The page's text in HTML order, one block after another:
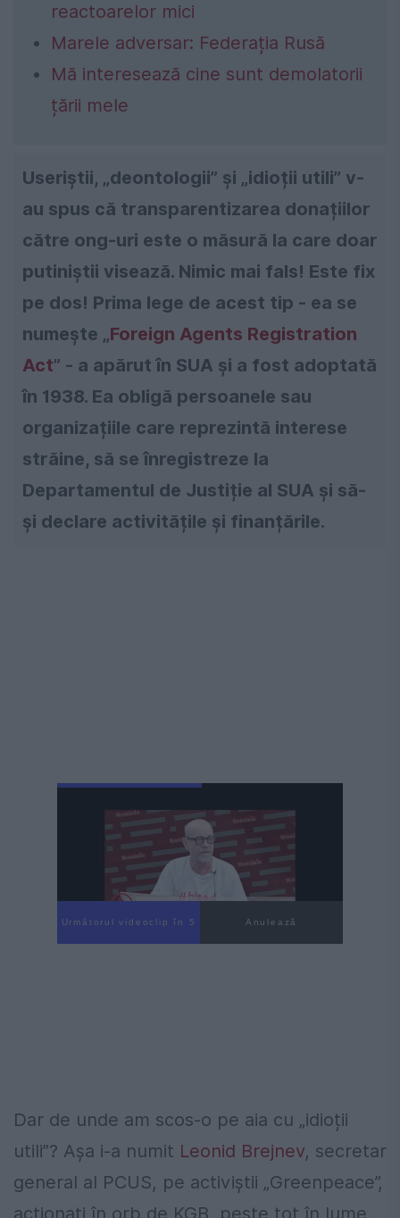
reactoarelor mici
Marele adversar: Federația Rusă
Mă interesează cine sunt demolatorii
țării mele
Useriștii, „deontologii” și „idioții utili” v-
au spus că transparentizarea donațiilor
către ong-uri este o măsură la care doar
putiniștii visează. Nimic mai fals! Este fix
pe dos! Prima lege de acest tip - ea se
numește „Foreign Agents Registration
Act” - a apărut în SUA și a fost adoptată
în 1938. Ea obligă persoanele sau
organizațiile care reprezintă interese
străine, să se înregistreze la
Departamentul de Justiție al SUA și să-
și declare activitățile și finanțările.
Următorul videoclip în 3 Anulează
Dar de unde am scos-o pe aia cu „idioții
utili”? Așa i-a numit Leonid Brejnev, secretar
general al PCUS, pe activiștii „Greenpeace”,